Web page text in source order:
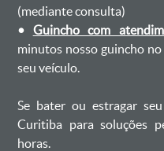
(mediante consulta)
• Guincho com
minutos nosso guincho
seu veículo.
Se bater ou estragar
Curitiba para soluções
horas.